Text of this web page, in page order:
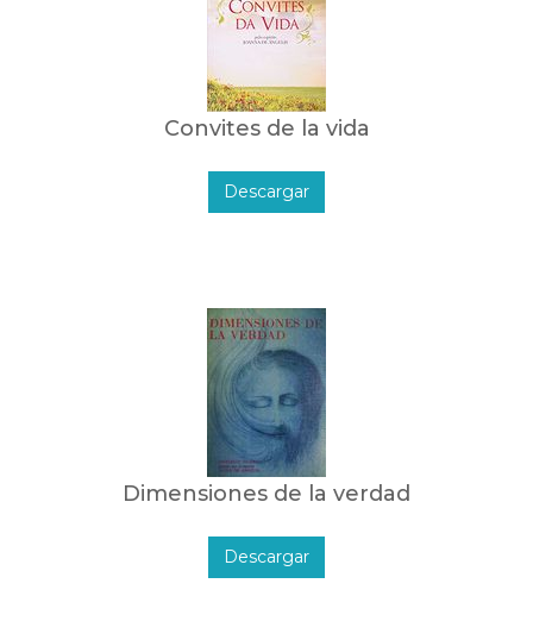
Convites de la vida
Descargar
Dimensiones de la verdad
Descargar